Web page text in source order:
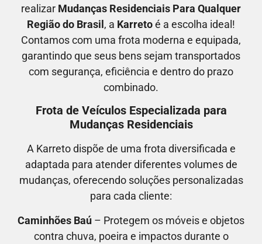
realizar Mudanças Residenciais Para Qualquer
Região do Brasil , a Karretoé a escolha ideal!
Contamos com uma frota moderna e equipada,
garantindo que seus bens sejam transportados
com segurança, eficiência e dentro do prazo
combinado.
Frota de Veículos Especializada para
Mudanças Residenciais
A Karreto dispõe de uma frota diversificada e
adaptada para atender diferentes volumes de
mudanças, oferecendo soluções personalizadas
para cada cliente:
Caminhões Baú – Protegem os móveis e objetos
contra chuva, poeira e impactos durante o